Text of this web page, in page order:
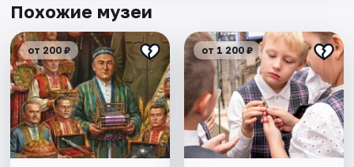
Похожие музеи
от 200 ₽ от 1 200 ₽